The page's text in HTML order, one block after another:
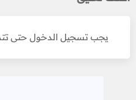
يجب تسجيل الدخول حتى